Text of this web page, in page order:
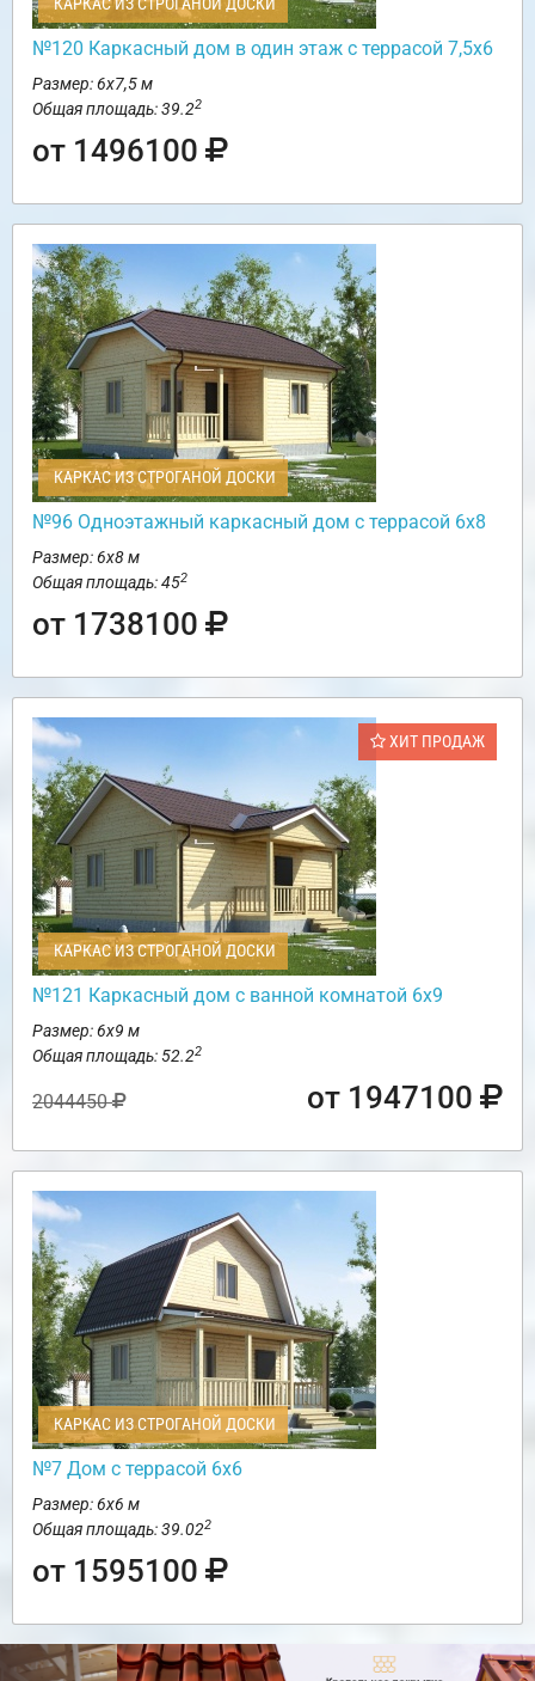
№120 Каркасный дом в один этаж с террасой 7,5х6
Размер: 6х7,5 м
Общая площадь: 39.22
от 1496100
КАРКАС ИЗ СТРОГАНОЙ ДОСКИ
№96 Одноэтажный каркасный дом с террасой 6х8
Размер: 6х8 м
Общая площадь: 452
от 1738100
ХИТ ПРОДАЖ
КАРКАС ИЗ СТРОГАНОЙ ДОСКИ
№121 Каркасный дом с ванной комнатой 6х9
Размер: 6х9 м
Общая площадь: 52.22
2044450 от 1947100
КАРКАС ИЗ СТРОГАНОЙ ДОСКИ
№7 Дом с террасой 6х6
Размер: 6х6 м
Общая площадь: 39.022
от 1595100